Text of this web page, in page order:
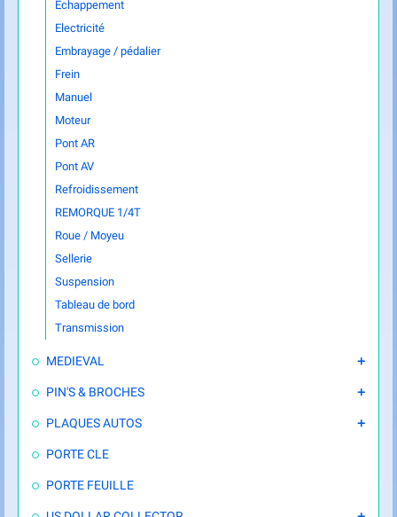
Echappement
Electricité
Embrayage / pédalier
Frein
Manuel
Moteur
Pont AR
Pont AV
Refroidissement
REMORQUE 1/4T
Roue / Moyeu
Sellerie
Suspension
Tableau de bord
Transmission
MEDIEVAL 
PIN'S & BROCHES 
PLAQUES AUTOS 
PORTE CLE
PORTE FEUILLE